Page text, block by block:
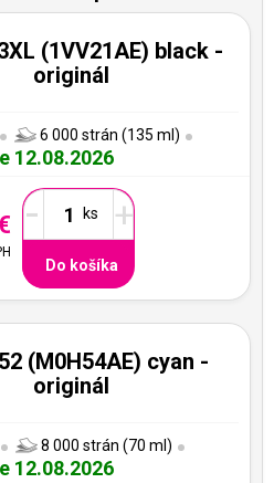
(1VV21AE) black -
originál
6 000 strán (135 ml)
12.08.2026
- +
Do košíka
(M0H54AE) cyan -
originál
8 000 strán (70 ml)
12.08.2026